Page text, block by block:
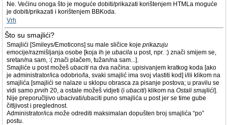
Ne. Većinu onoga što je moguće dobiti/prikazati korištenjem HTMLa moguće
je dobiti/prikazati i korištenjem BBKoda.
Vrh
Što su smajlići?
Smajlići [Smileys/Emoticons] su male sličice koje prikazuju
emocije/razmišljanja osobe [koja ih je ubacila u post, npr. :) znači smijem se,
sretan/na sam, :( znači plačem, tužan/na sam...].
Smajliće u post možeš ubaciti na dva načina: upisivanjem kratkog koda [ako
je administrator/ica odobrio/la, svaki smajlić ima svoj vlastiti kod] i/ili klikom na
smajlića [smajlići se nalaze u sklopu obrasca za pisanje postova; u pravilu se
vidi samo prvih 20, a ostale možeš vidjeti (i ubaciti) klikom na Ostali smajlići].
Nije preporučljivo ubacivati/ubaciti puno smajlića u post jer se time gube
čitljivost i preglednost.
Administrator/ica može odrediti maksimalan dopušten broj smajlića “po”
postu.